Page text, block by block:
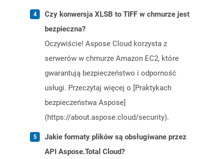
Czy konwersja XLSB to TIFF w chmurze jest
bezpieczna?
Oczywiście! Aspose Cloud korzysta z
serwerów w chmurze Amazon EC2, które
gwarantują bezpieczeństwo i odporność
usługi. Przeczytaj więcej o [Praktykach
bezpieczeństwa Aspose]
(https://about.aspose.cloud/security).
Jakie formaty plików są obsługiwane przez
API Aspose.Total Cloud?